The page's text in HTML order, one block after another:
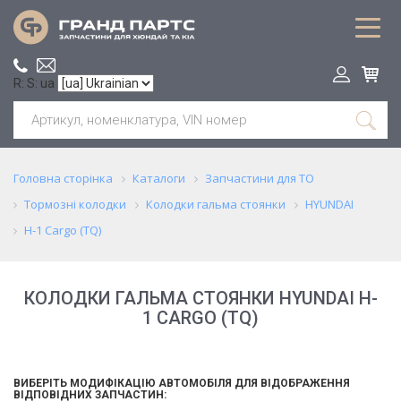
R: S: ua
Головна сторінка Каталоги
Запчастини для ТО
Тормозні колодки
Колодки гальма стоянки
HYUNDAI
H-1 Cargo (TQ)
КОЛОДКИ ГАЛЬМА СТОЯНКИ HYUNDAI H-
1 CARGO (TQ)
ВИБЕРІТЬ МОДИФІКАЦІЮ АВТОМОБІЛЯ ДЛЯ ВІДОБРАЖЕННЯ
ВІДПОВІДНИХ ЗАПЧАСТИН: